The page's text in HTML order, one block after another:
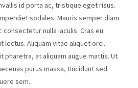
id porta ac, tristique eget risus.
sodales. Mauris semper diam
nulla iaculis. Cras eu
lectus. Aliquam vitae aliquet orci.
pharetra, at aliquam augue mattis. Ut
purus massa, tincidunt sed
sem.